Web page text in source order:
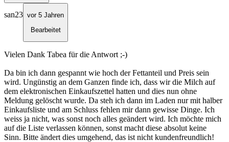
san23 vor 5 Jahren
Bearbeitet
Vielen Dank Tabea für die Antwort ;-)
Da bin ich dann gespannt wie hoch der Fettanteil und Preis sein
wird. Ungünstig an dem Ganzen finde ich, dass wir die Milch auf
dem elektronischen Einkaufszettel hatten und dies nun ohne
Meldung gelöscht wurde. Da steh ich dann im Laden nur mit halber
Einkaufsliste und am Schluss fehlen mir dann gewisse Dinge. Ich
weiss ja nicht, was sonst noch alles geändert wird. Ich möchte mich
auf die Liste verlassen können, sonst macht diese absolut keine
Sinn. Bitte ändert dies umgehend, das ist nicht kundenfreundlich!